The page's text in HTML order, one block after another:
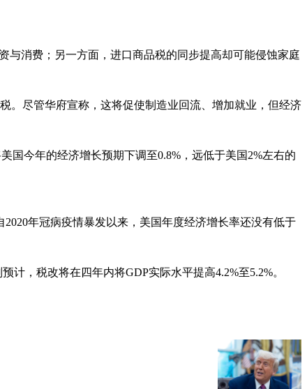
与消费；另一方面，进口商品税的同步提高却可能侵蚀家庭
。尽管华府宣称，这将促使制造业回流、增加就业，但经济
国今年的经济增长预期下调至0.8%，远低于美国2%左右的
年冠病疫情暴发以来，美国年度经济增长率还没有低于
，税改将在四年内将GDP实际水平提高4.2%至5.2%。